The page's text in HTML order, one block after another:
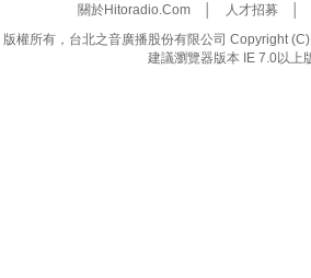
關於Hitoradio.Com│ 人才招募
版權所有，台北之音廣播股份有限公司 Copyright
建議瀏覽器版本 IE 7.0以上